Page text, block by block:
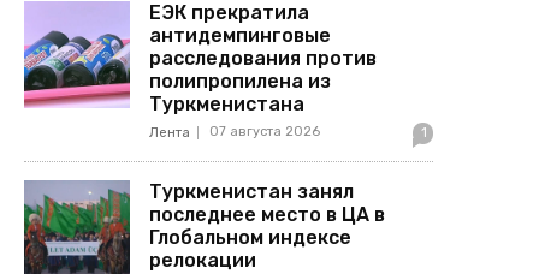
ЕЭК прекратила
антидемпинговые
расследования против
полипропилена из
Туркменистана
Лента 07 августа 2026 1
Туркменистан занял
последнее место в ЦА в
Глобальном индексе
релокации